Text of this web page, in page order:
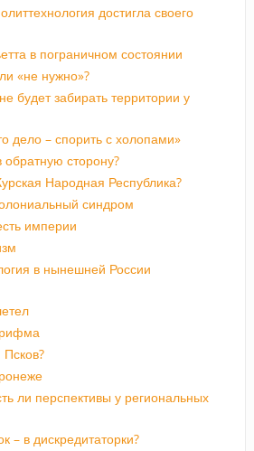
достигла своего
в пограничном состоянии
«не нужно»?
будет забирать территории у
дело – спорить с холопами»
сторону?
Народная Республика?
синдром
империи
в нынешней России
ли перспективы у региональных
– в дискредитаторки?